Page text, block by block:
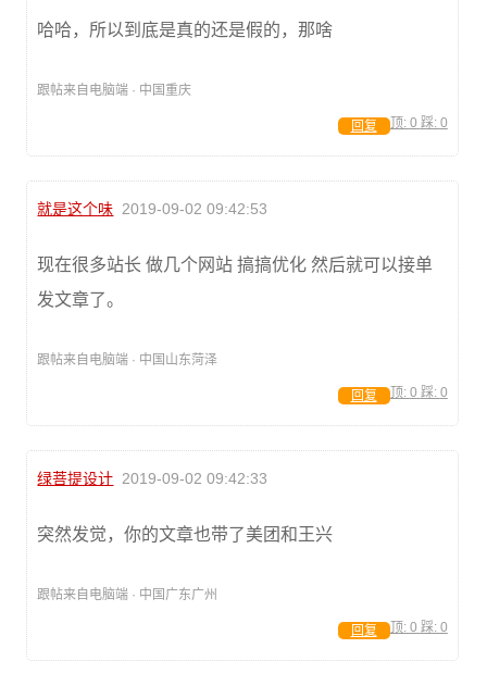
哈哈，所以到底是真的还是假的，那啥
跟帖来自电脑端 · 中国重庆
顶: 0 踩: 0
回复
就是这个味 2019-09-02 09:42:53
现在很多站长 做几个网站 搞搞优化 然后就可以接单
发文章了。
跟帖来自电脑端 · 中国山东菏泽
顶: 0 踩: 0
回复
绿菩提设计 2019-09-02 09:42:33
突然发觉，你的文章也带了美团和王兴
跟帖来自电脑端 · 中国广东广州
顶: 0 踩: 0
回复